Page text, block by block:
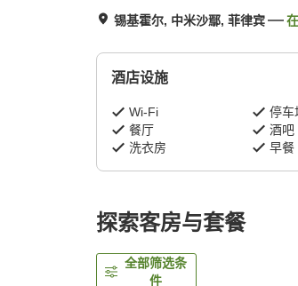
锡基霍尔, 中米沙鄢, 菲律宾
酒店设施
Wi-Fi
停车
餐厅
酒吧
洗衣房
早餐
探索客房与套餐
全部筛选条
件